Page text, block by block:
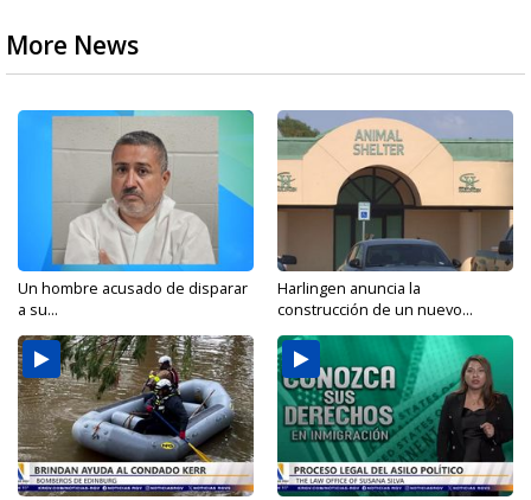
More News
Un hombre acusado de disparar
a su...
Harlingen anuncia la
construcción de un nuevo...